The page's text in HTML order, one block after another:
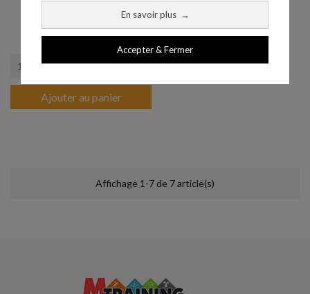
En savoir plus →
Accepter & Fermer
Ajouter au panier
Affichage 1-7 de 7 article(s)